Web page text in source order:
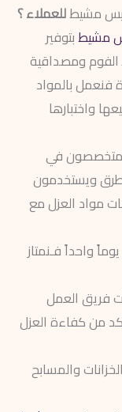
مشيطللعملاء ؟
مشيطبتوفير
الفوم ومصداقية
فنعمل بالمواد
واختبارها
في
ويستخدمون
مواد العزل مع
واحداً فـنمتاز
فريق العمل
من كفاءة العزل
والمسابح